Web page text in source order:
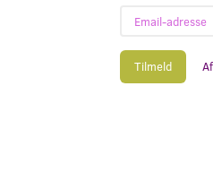
adresse
Tilmeld